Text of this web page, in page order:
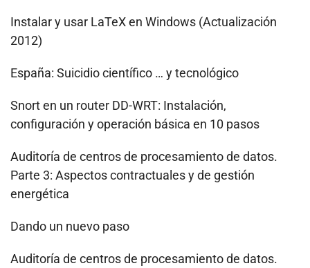
Instalar y usar LaTeX en Windows (Actualización
2012)
España: Suicidio científico … y tecnológico
Snort en un router DD-WRT: Instalación,
configuración y operación básica en 10 pasos
Auditoría de centros de procesamiento de datos.
Parte 3: Aspectos contractuales y de gestión
energética
Dando un nuevo paso
Auditoría de centros de procesamiento de datos.